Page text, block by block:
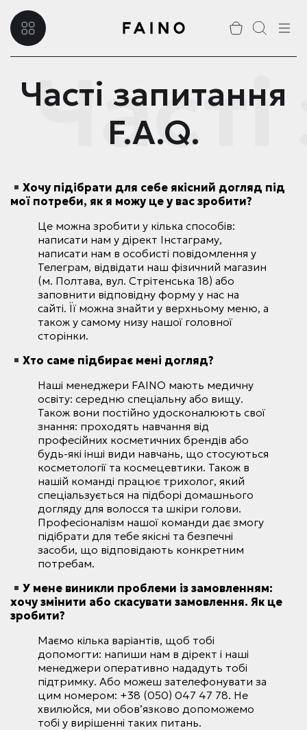
Часті запитання
F.A.Q.
Хочу підібрати для себе якісний догляд під
мої потреби, як я можу це у вас зробити?
Це можна зробити у кілька способів:
написати нам у дірект Інстаграму,
написати нам в особисті повідомлення у
Телеграм, відвідати наш фізичний магазин
(м. Полтава, вул. Стрітенська 18) або
заповнити відповідну форму у нас на
сайті. Її можна знайти у верхньому меню, а
також у самому низу нашої головної
сторінки.
Хто саме підбирає мені догляд?
Наші менеджери FAINO мають медичну
освіту: середню спеціальну або вищу.
Також вони постійно удосконалюють свої
знання: проходять навчання від
професійних косметичних брендів або
будь-які інші види навчань, що стосуються
косметології та космецевтики. Також в
нашій команді працює трихолог, який
спеціальзується на підборі домашнього
догляду для волосся та шкіри голови.
Професіоналізм нашої команди дає змогу
підібрати для тебе якісні та безпечні
засоби, що відповідають конкретним
потребам.
У мене виникли проблеми із замовленням:
хочу змінити або скасувати замовлення. Як це
зробити?
Маємо кілька варіантів, щоб тобі
допомогти: напиши нам в дірект і наші
менеджери оперативно нададуть тобі
підтримку. Або можеш зателефонувати за
цим номером: +38 (050) 047 47 78. Не
хвилюйся, ми обов’язково допоможемо
тобі у вирішенні таких питань.